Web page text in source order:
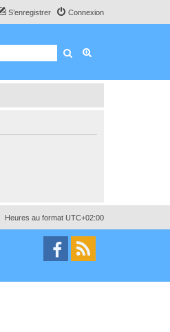
Connexion
S’enregistrer
Rechercher
Heures au format UTC+02:00